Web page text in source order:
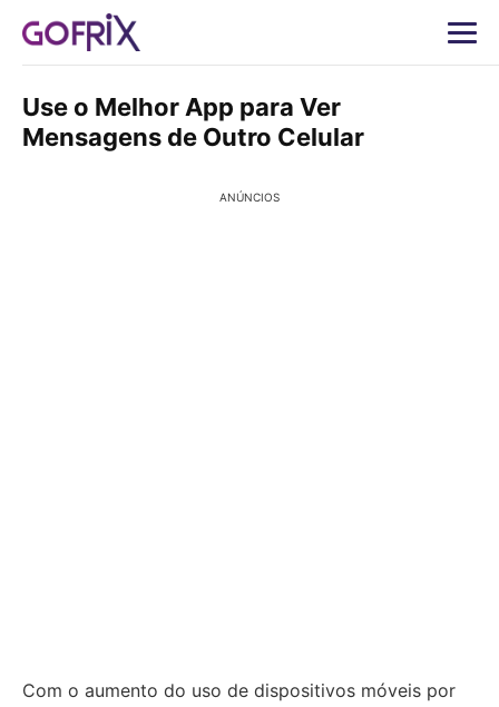
Use o Melhor App para Ver
Mensagens de Outro Celular
ANÚNCIOS
Com o aumento do uso de dispositivos móveis por